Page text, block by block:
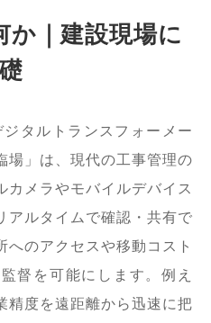
か｜建設現場に
タルトランスフォーメー
場」は、現代の工事管理の
カメラやモバイルデバイス
アルタイムで確認・共有で
へのアクセスや移動コスト
督を可能にします。例え
精度を遠距離から迅速に把